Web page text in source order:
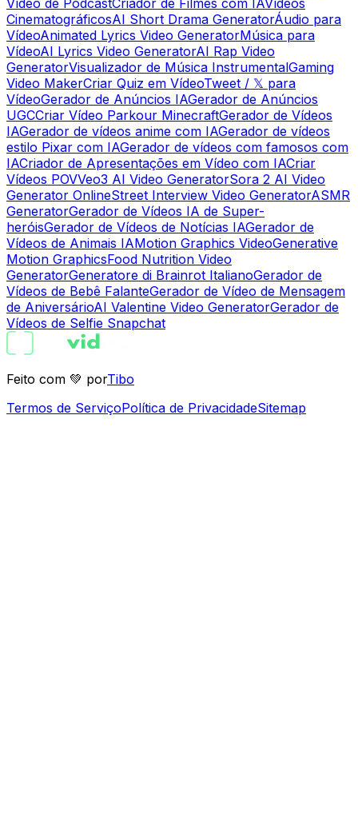
CinematográficosAI Short Drama GeneratorÁudio para
VídeoAnimated Lyrics Video GeneratorMúsica para
VídeoAI Lyrics Video GeneratorAI Rap Video
GeneratorVisualizador de Música InstrumentalGaming
Video MakerCriar Quiz em VídeoTweet / 𝕏 para
VídeoGerador de Anúncios IAGerador de Anúncios
UGCCriar Vídeo Parkour MinecraftGerador de Vídeos
IAGerador de vídeos anime com IAGerador de vídeos
estilo Pixar com IAGerador de vídeos com famosos com
IACriador de Apresentações em Vídeo com IACriar
Vídeos POVVeo3 AI Video GeneratorSora 2 AI Video
Generator OnlineStreet Interview Video GeneratorASMR
GeneratorGerador de Vídeos IA de Super-
heróisGerador de Vídeos de Notícias IAGerador de
Vídeos de Animais IAMotion Graphics VideoGenerative
Motion GraphicsFood Nutrition Video
GeneratorGeneratore di Brainrot ItalianoGerador de
Vídeos de Bebê FalanteGerador de Vídeo de Mensagem
de AniversárioAI Valentine Video GeneratorGerador de
Vídeos de Selfie Snapchat
Feito com 💚 porTibo
Termos de ServiçoPolítica de PrivacidadeSitemap